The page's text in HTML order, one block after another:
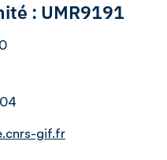
: UMR9191
gif.fr